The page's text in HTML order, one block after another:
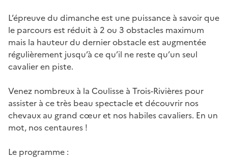
L’épreuve du dimanche est une puissance à savoir que
le parcours est réduit à 2 ou 3 obstacles maximum
mais la hauteur du dernier obstacle est augmentée
régulièrement jusqu’à ce qu’il ne reste qu’un seul
cavalier en piste.
Venez nombreux à la Coulisse à Trois-Rivières pour
assister à ce très beau spectacle et découvrir nos
chevaux au grand cœur et nos habiles cavaliers. En un
mot, nos centaures !
Le programme :